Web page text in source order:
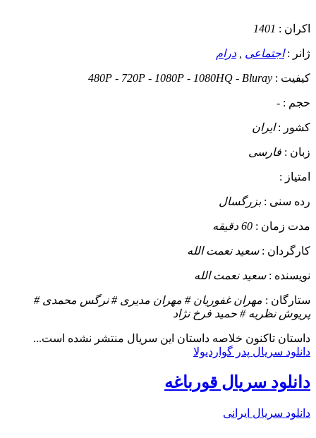
اکران : 1401
ژانر :اجتماعی , درام
کیفیت : 480P - 720P - 1080P - 1080HQ - Bluray
حجم : -
کشور :ایران
زبان : فارسی
امتیاز :
رده سنی :بزرگسال
مدت زمان : 60 دقیقه
کارگردان :سعید نعمت الله
نویسنده :سعید نعمت الله
ستارگان : مهران غفوریان # مهران مدیری # نرگس محمدی #
پریوش نظریه # حمید فرخ نژاد
داستان تاکنون خلاصه داستان این سریال منتشر نشده است...
دانلود سریال پدر گواردیولا
دانلود سریال قورباغه
دانلود سریال ایرانی